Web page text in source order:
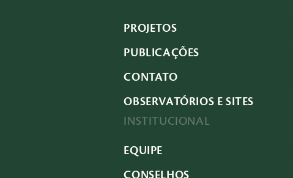
PROJETOS
PUBLICAÇÕES
CONTATO
OBSERVATÓRIOS E SITES
INSTITUCIONAL
EQUIPE
CONSELHOS